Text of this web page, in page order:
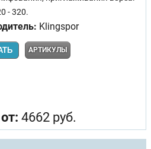
- 320.
Klingspor
АРТИКУЛЫ
4662 руб.